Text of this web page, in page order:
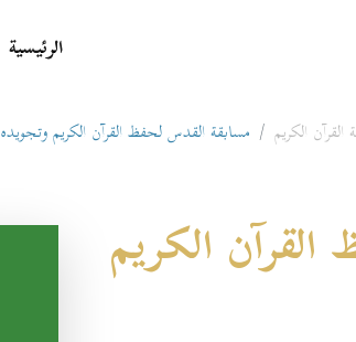
الرئيسية
(current)
الكريم مسابقة القدس لحفظ القرآن الكريم وتجويده
الكريم